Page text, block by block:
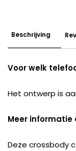
Beschrijving
Voor welk
Het ontwerp is
Meer
Deze crossbody